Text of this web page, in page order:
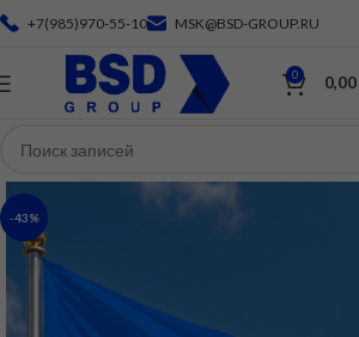
+7(985)970-55-10 MSK@BSD-GROUP.RU
0 0,00
-43%